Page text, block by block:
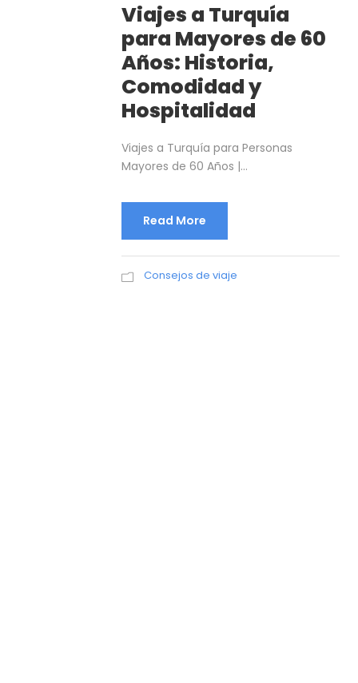
Viajes a Turquía
para Mayores de 60
Años: Historia,
Comodidad y
Hospitalidad
Viajes a Turquía para Personas
Mayores de 60 Años |...
Read More
Consejos de viaje